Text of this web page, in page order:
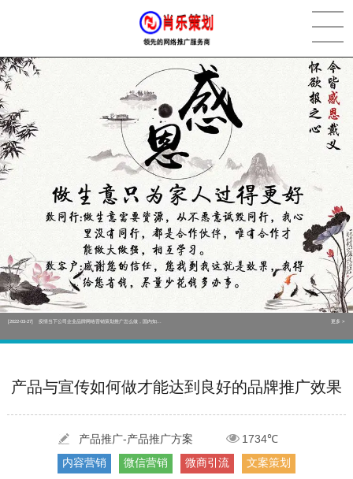
实体门店如何做网络推广吸引客户，实体店网络营销技巧... 更多 >
[2022-05-04] 污水处理设备厂家产品如何做网络推广（污水处理项目网... 更多 >
[2022-03-27] 疫情当下公司企业品牌网络营销策划推广怎么做，国内知... 更多 >
[2022-05-04] 污水处理设备厂家产品如何做网络推广（污水处理项目网... 更多 >
产品与宣传如何做才能达到良好的品牌推广效果
产品推广-产品推广方案
1734℃
内容营销
微信营销 微商引流 文案策划